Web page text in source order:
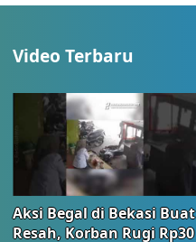
Video Terbaru
Aksi Begal di Bekasi Buat
Resah, Korban Rugi Rp30